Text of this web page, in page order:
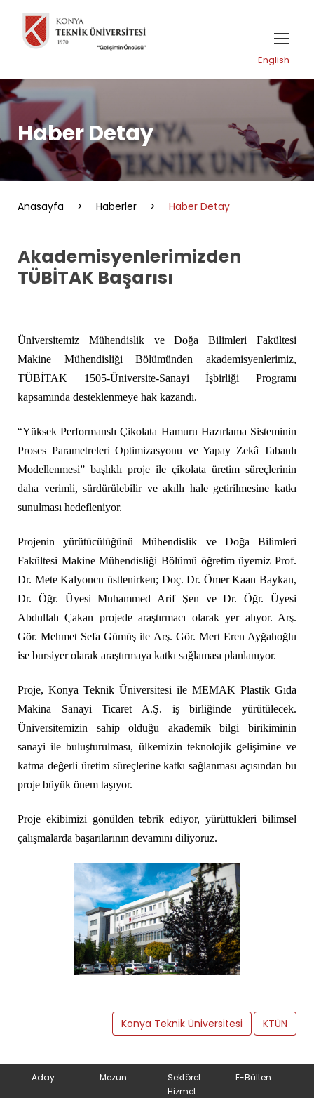
English
Haber Detay
Anasayfa > Haberler > Haber Detay
Akademisyenlerimizden
TÜBİTAK Başarısı
Üniversitemiz Mühendislik ve Doğa Bilimleri Fakültesi
Makine Mühendisliği Bölümünden akademisyenlerimiz,
TÜBİTAK 1505-Üniversite-Sanayi İşbirliği Programı
kapsamında desteklenmeye hak kazandı.
“Yüksek Performanslı Çikolata Hamuru Hazırlama Sisteminin
Proses Parametreleri Optimizasyonu ve Yapay Zekâ Tabanlı
Modellenmesi” başlıklı proje ile çikolata üretim süreçlerinin
daha verimli, sürdürülebilir ve akıllı hale getirilmesine katkı
sunulması hedefleniyor.
Projenin yürütücülüğünü Mühendislik ve Doğa Bilimleri
Fakültesi Makine Mühendisliği Bölümü öğretim üyemiz Prof.
Dr. Mete Kalyoncu üstlenirken; Doç. Dr. Ömer Kaan Baykan,
Dr. Öğr. Üyesi Muhammed Arif Şen ve Dr. Öğr. Üyesi
Abdullah Çakan projede araştırmacı olarak yer alıyor. Arş.
Gör. Mehmet Sefa Gümüş ile Arş. Gör. Mert Eren Ayğahoğlu
ise bursiyer olarak araştırmaya katkı sağlaması planlanıyor.
Proje, Konya Teknik Üniversitesi ile MEMAK Plastik Gıda
Makina Sanayi Ticaret A.Ş. iş birliğinde yürütülecek.
Üniversitemizin sahip olduğu akademik bilgi birikiminin
sanayi ile buluşturulması, ülkemizin teknolojik gelişimine ve
katma değerli üretim süreçlerine katkı sağlanması açısından bu
proje büyük önem taşıyor.
Proje ekibimizi gönülden tebrik ediyor, yürüttükleri bilimsel
çalışmalarda başarılarının devamını diliyoruz.
Konya Teknik Üniversitesi KTÜN
Aday Mezun
Sektörel
Hizmet
E-Bülten